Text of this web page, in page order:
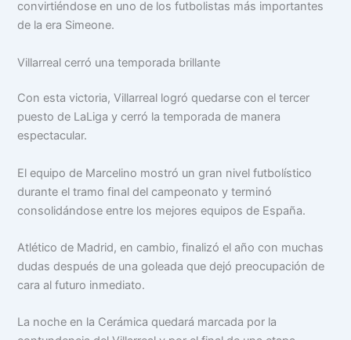
convirtiéndose en uno de los futbolistas más importantes
de la era Simeone.
Villarreal cerró una temporada brillante
Con esta victoria, Villarreal logró quedarse con el tercer
puesto de LaLiga y cerró la temporada de manera
espectacular.
El equipo de Marcelino mostró un gran nivel futbolístico
durante el tramo final del campeonato y terminó
consolidándose entre los mejores equipos de España.
Atlético de Madrid, en cambio, finalizó el año con muchas
dudas después de una goleada que dejó preocupación de
cara al futuro inmediato.
La noche en la Cerámica quedará marcada por la